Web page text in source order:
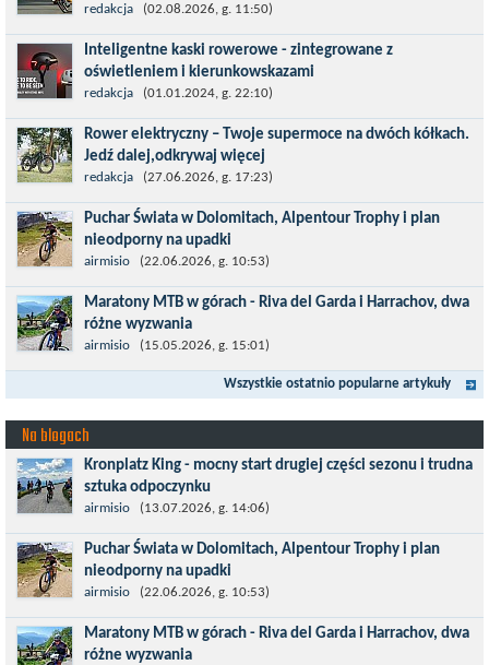
Tour de Pologne 2026 to jedno z najbardziej prestiżowych
wydarzeń sportowych w Polsce. wyścig zaliczany po raz 22. do
prestiżowego cyklu UCI World...
redakcja (02.08.2026, g. 11:50)
Inteligentne kaski rowerowe - zintegrowane z
oświetleniem i kierunkowskazami
Temat bezpieczeństwa jazdy wchodzi na nowy poziom. Do tej
pory kask było odpowiedzialny przede wszystkim za
bezpieczeństwo rowerzysty, ochronę...
redakcja (01.01.2024, g. 22:10)
Rower elektryczny – Twoje supermoce na dwóch kółkach.
Jedź dalej,odkrywaj więcej
Marzenia o dalekich podróżach bez ogromnego zmęczenia stają
się rzeczywistością dzięki nowoczesnym technologiom ukrytym
w jednośladach....
redakcja (27.06.2026, g. 17:23)
Puchar Świata w Dolomitach, Alpentour Trophy i plan
nieodporny na upadki
Czerwiec w moim planie oznaczał wejście w najbardziej
wymagający etap i cel pierwszej części sezonu: Puchar Świata w
maratonie MTB w Dolomitach...
airmisio (22.06.2026, g. 10:53)
Maratony MTB w górach - Riva del Garda i Harrachov, dwa
różne wyzwania
Maj to idealny czas, by z płaskich i szybkich wyścigów przejść do
znacznie bardziej ambitnych wyzwań, jakimi są górskie wyścigi
airmisio (15.05.2026, g. 15:01)
Wszystkie ostatnio popularne artykuły
Na blogach
Kronplatz King - mocny start drugiej części sezonu i trudna
sztuka odpoczynku
Kronplatz King, epicki MTB Maraton z metą na 2275 m we
włoskich Alpach – łącznie 3000 metrów przewyższenia na
dystansie 60 km, ze...
airmisio (13.07.2026, g. 14:06)
Puchar Świata w Dolomitach, Alpentour Trophy i plan
nieodporny na upadki
Czerwiec w moim planie oznaczał wejście w najbardziej
wymagający etap i cel pierwszej części sezonu: Puchar Świata w
maratonie MTB w Dolomitach...
airmisio (22.06.2026, g. 10:53)
Maratony MTB w górach - Riva del Garda i Harrachov, dwa
różne wyzwania